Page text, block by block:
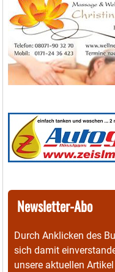
Newsletter-Abo
Durch Anklicken des
sich damit
unsere aktuellen